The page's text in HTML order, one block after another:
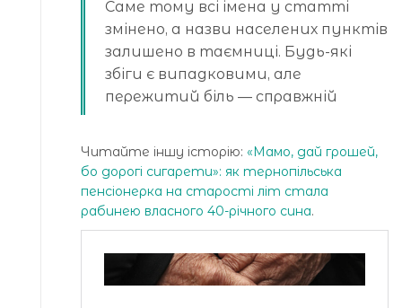
Саме тому всі імена у статті
змінено, а назви населених пунктів
залишено в таємниці. Будь-які
збіги є випадковими, але
пережитий біль — справжній
Читайте іншу історію: «Мамо, дай грошей,
бо дорогі сигарети»: як тернопільська
пенсіонерка на старості літ стала
рабинею власного 40-річного сина.